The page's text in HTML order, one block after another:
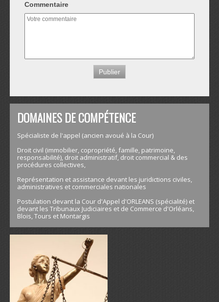
Commentaire
DOMAINES DE COMPÉTENCE
Spécialiste de l'appel (ancien avoué à la Cour)
Droit civil (immobilier, copropriété, famille, patrimoine,
responsabilité), droit administratif, droit commercial & des
procédures collectives,
Représentation et assistance devant les juridictions civiles,
administratives et commerciales nationales
Postulation devant la Cour d'Appel d'ORLEANS (spécialité) et
devant les Tribunaux Judiciaires et de Commerce d'Orléans,
Blois, Tours et Montargis